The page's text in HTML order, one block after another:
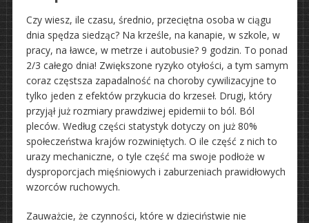
Czy wiesz, ile czasu, średnio, przeciętna osoba w ciągu
dnia spędza siedząc? Na krześle, na kanapie, w szkole, w
pracy, na ławce, w metrze i autobusie? 9 godzin. To ponad
2/3 całego dnia! Zwiększone ryzyko otyłości, a tym samym
coraz częstsza zapadalność na choroby cywilizacyjne to
tylko jeden z efektów przykucia do krzeseł. Drugi, który
przyjął już rozmiary prawdziwej epidemii to ból. Ból
pleców. Według części statystyk dotyczy on już 80%
społeczeństwa krajów rozwiniętych. O ile część z nich to
urazy mechaniczne, o tyle część ma swoje podłoże w
dysproporcjach mięśniowych i zaburzeniach prawidłowych
wzorców ruchowych.
Zauważcie, że czynności, które w dzieciństwie nie